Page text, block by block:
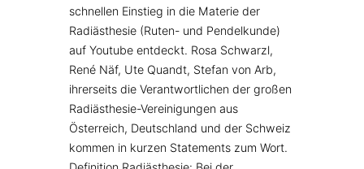
schnellen Einstieg in die Materie der
Radiästhesie (Ruten- und Pendelkunde)
auf Youtube entdeckt. Rosa Schwarzl,
René Näf, Ute Quandt, Stefan von Arb,
ihrerseits die Verantwortlichen der großen
Radiästhesie-Vereinigungen aus
Österreich, Deutschland und der Schweiz
kommen in kurzen Statements zum Wort.